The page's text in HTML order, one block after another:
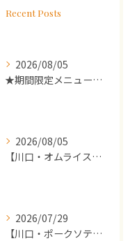
Recent Posts
2026/08/05
★期間限定メニューのご案内★
2026/08/05
【川口・オムライス】ランチ・ディナーにおススメの週替わりメニ...
2026/07/29
【川口・ポークソテー】ランチ・ディナーにおススメの週替わりメ...